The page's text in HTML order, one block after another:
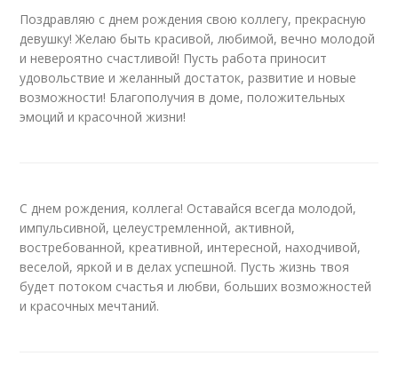
Поздравляю с днем рождения свою коллегу, прекрасную
девушку! Желаю быть красивой, любимой, вечно молодой
и невероятно счастливой! Пусть работа приносит
удовольствие и желанный достаток, развитие и новые
возможности! Благополучия в доме, положительных
эмоций и красочной жизни!
С днем рождения, коллега! Оставайся всегда молодой,
импульсивной, целеустремленной, активной,
востребованной, креативной, интересной, находчивой,
веселой, яркой и в делах успешной. Пусть жизнь твоя
будет потоком счастья и любви, больших возможностей
и красочных мечтаний.